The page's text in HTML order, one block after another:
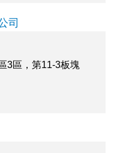
司
3區，第11-3板塊